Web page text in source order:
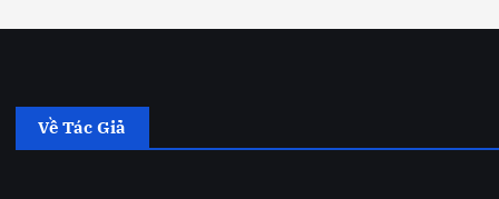
Về Tác Giả